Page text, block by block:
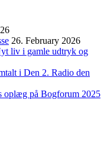
26. February 2026
liv i gamle udtryk og
i Den 2. Radio den
oplæg på Bogforum 2025